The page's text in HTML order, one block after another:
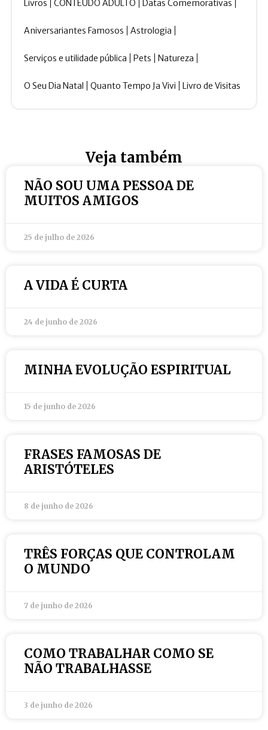
Livros CONTEÚDO ADULTO Datas Comemorativas
Aniversariantes Famosos Astrologia
Serviços e utilidade pública Pets Natureza
O Seu Dia Natal Quanto Tempo Ja Vivi Livro de Visitas
Veja também
NÃO SOU UMA PESSOA DE
MUITOS AMIGOS
25 de julho de 2026
A VIDA É CURTA
24 de junho de 2026
MINHA EVOLUÇÃO ESPIRITUAL
15 de junho de 2026
FRASES FAMOSAS DE
ARISTÓTELES
8 de junho de 2026
TRÊS FORÇAS QUE CONTROLAM
O MUNDO
7 de junho de 2026
COMO TRABALHAR COMO SE
NÃO TRABALHASSE
3 de junho de 2026